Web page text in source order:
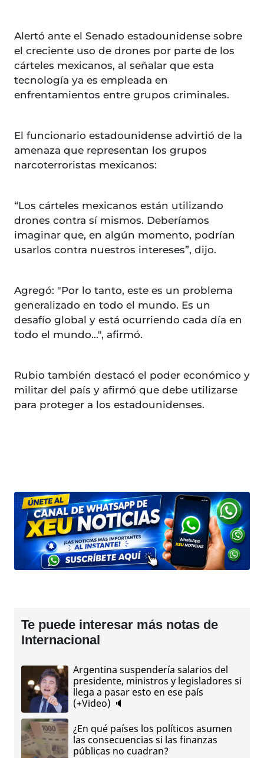
Alertó ante el Senado estadounidense sobre
el creciente uso de drones por parte de los
cárteles mexicanos, al señalar que esta
tecnología ya es empleada en
enfrentamientos entre grupos criminales.
El funcionario estadounidense advirtió de la
amenaza que representan los grupos
narcoterroristas mexicanos:
“Los cárteles mexicanos están utilizando
drones contra sí mismos. Deberíamos
imaginar que, en algún momento, podrían
usarlos contra nuestros intereses”, dijo.
Agregó: "Por lo tanto, este es un problema
generalizado en todo el mundo. Es un
desafío global y está ocurriendo cada día en
todo el mundo...", afirmó.
Rubio también destacó el poder económico y
militar del país y afirmó que debe utilizarse
para proteger a los estadounidenses.
Te puede interesar más notas de
Internacional
Argentina suspendería salarios del
presidente, ministros y legisladores si
llega a pasar esto en ese país
(+Video) 🔈
¿En qué países los políticos asumen
las consecuencias si las finanzas
públicas no cuadran?